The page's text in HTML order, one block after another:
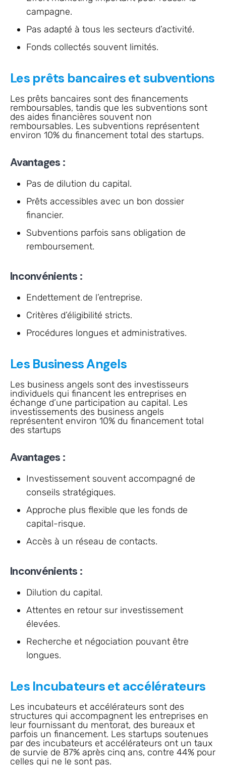
campagne.
Pas adapté à tous les secteurs d’activité.
Fonds collectés souvent limités.
Les prêts bancaires et subventions
Les prêts bancaires sont des financements
remboursables, tandis que les subventions sont
des aides financières souvent non
remboursables. Les subventions représentent
environ 10% du financement total des startups.
Avantages :
Pas de dilution du capital.
Prêts accessibles avec un bon dossier
financier.
Subventions parfois sans obligation de
remboursement.
Inconvénients :
Endettement de l’entreprise.
Critères d’éligibilité stricts.
Procédures longues et administratives.
Les Business Angels
Les business angels sont des investisseurs
individuels qui financent les entreprises en
échange d’une participation au capital. Les
investissements des business angels
représentent environ 10% du financement total
des startups
Avantages :
Investissement souvent accompagné de
conseils stratégiques.
Approche plus flexible que les fonds de
capital-risque.
Accès à un réseau de contacts.
Inconvénients :
Dilution du capital.
Attentes en retour sur investissement
élevées.
Recherche et négociation pouvant être
longues.
Les Incubateurs et accélérateurs
Les incubateurs et accélérateurs sont des
structures qui accompagnent les entreprises en
leur fournissant du mentorat, des bureaux et
parfois un financement. Les startups soutenues
par des incubateurs et accélérateurs ont un taux
de survie de 87% après cinq ans, contre 44% pour
celles qui ne le sont pas.